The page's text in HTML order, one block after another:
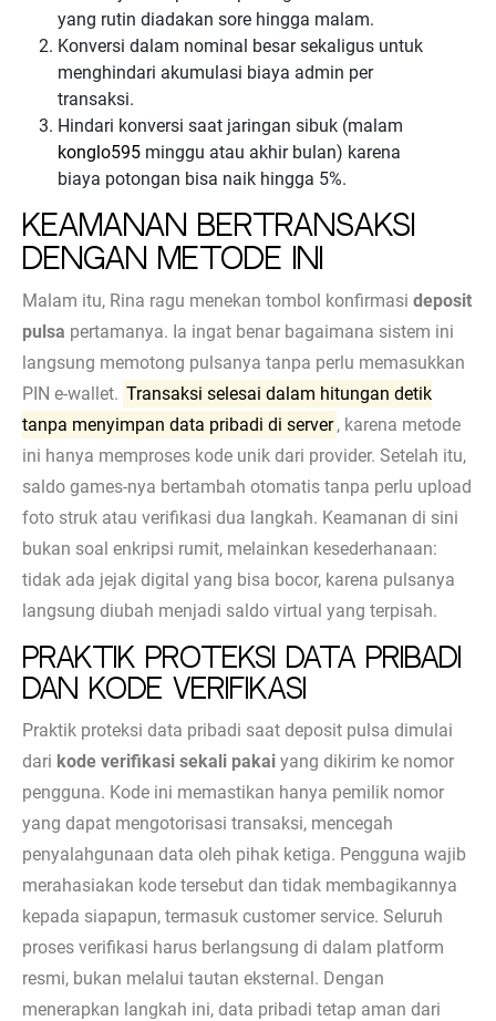
yang rutin diadakan sore hingga malam.
Konversi dalam nominal besar sekaligus untuk
menghindari akumulasi biaya admin per
transaksi.
Hindari konversi saat jaringan sibuk (malam
konglo595 minggu atau akhir bulan) karena
biaya potongan bisa naik hingga 5%.
Keamanan Bertransaksi
dengan Metode Ini
Malam itu, Rina ragu menekan tombol konfirmasi deposit
pulsa pertamanya. Ia ingat benar bagaimana sistem ini
langsung memotong pulsanya tanpa perlu memasukkan
PIN e-wallet. Transaksi selesai dalam hitungan detik
tanpa menyimpan data pribadi di server , karena metode
ini hanya memproses kode unik dari provider. Setelah itu,
saldo games-nya bertambah otomatis tanpa perlu upload
foto struk atau verifikasi dua langkah. Keamanan di sini
bukan soal enkripsi rumit, melainkan kesederhanaan:
tidak ada jejak digital yang bisa bocor, karena pulsanya
langsung diubah menjadi saldo virtual yang terpisah.
Praktik Proteksi Data Pribadi
dan Kode Verifikasi
Praktik proteksi data pribadi saat deposit pulsa dimulai
dari kode verifikasi sekali pakai yang dikirim ke nomor
pengguna. Kode ini memastikan hanya pemilik nomor
yang dapat mengotorisasi transaksi, mencegah
penyalahgunaan data oleh pihak ketiga. Pengguna wajib
merahasiakan kode tersebut dan tidak membagikannya
kepada siapapun, termasuk customer service. Seluruh
proses verifikasi harus berlangsung di dalam platform
resmi, bukan melalui tautan eksternal. Dengan
menerapkan langkah ini, data pribadi tetap aman dari